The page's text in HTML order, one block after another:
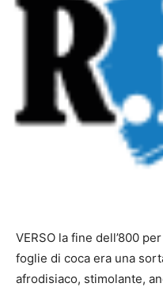
VERSO la fine dell’800
foglie di coca era una
afrodisiaco, stimolante,